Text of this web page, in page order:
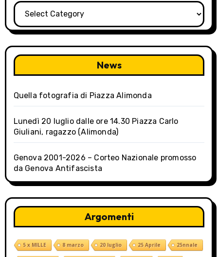
Categorie
News
Quella fotografia di Piazza Alimonda
Lunedì 20 luglio dalle ore 14.30 Piazza Carlo
Giuliani, ragazzo (Alimonda)
Genova 2001-2026 – Corteo Nazionale promosso
da Genova Antifascista
Argomenti
5 x MILLE 8 marzo 20 luglio 25 Aprile 25nnale